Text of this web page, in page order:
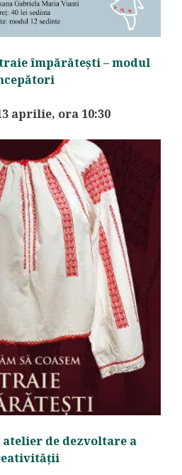
împărătești – modul
aprilie, ora 10:30
atelier de dezvoltare a